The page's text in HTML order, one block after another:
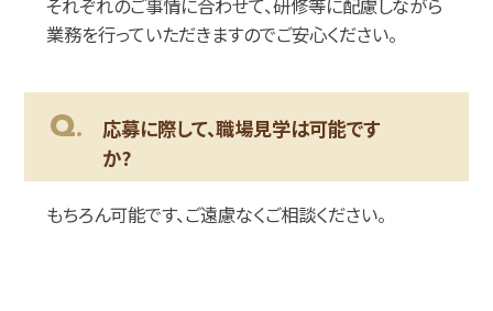
業務を行っていただきますのでご安心ください。
Q.
応募に際して、職場見学は可能です
か?
もちろん可能です、ご遠慮なくご相談ください。